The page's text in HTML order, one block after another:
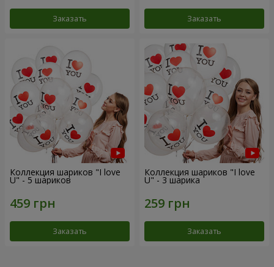
Заказать Заказать
Коллекция шариков "I love
U" - 5 шариков
Заказать
Коллекция шариков "I love
U" - 3 шарика
Заказать